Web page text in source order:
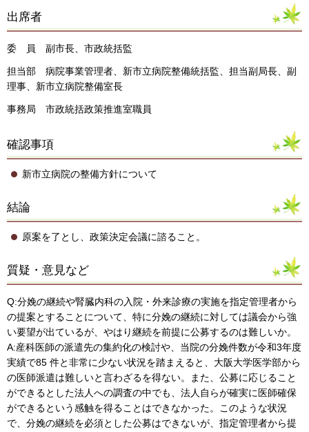
出席者
委 員 副市長、市政統括監
担当部 病院事業管理者、新市立病院整備統括監、担当副局長、副
理事、新市立病院整備室長
事務局 市政統括政策推進室職員
確認事項
新市立病院の整備方針について
結論
原案を了とし、政策決定会議に諮ること。
質疑・意見など
Q:分娩の継続や腎臓内科の入院・外来診療の実施を指定管理者から
の提案とすることについて、特に分娩の継続に対しては議会から強
い要望が出ているが、やはり継続を前提に公募するのは難しいか。
A:産科医師の派遣先の集約化の検討や、当院の分娩件数が令和3年度
実績で85 件と非常に少ない状況を踏まえると、大阪大学医学部から
の医師派遣は難しいと言わざるを得ない。また、公募に応じること
ができるとした法人への調査の中でも、法人自らが確実に医師確保
ができるという感触を得ることはできなかった。このような状況
で、分娩の継続を必須とした公募はできないが、指定管理者から提